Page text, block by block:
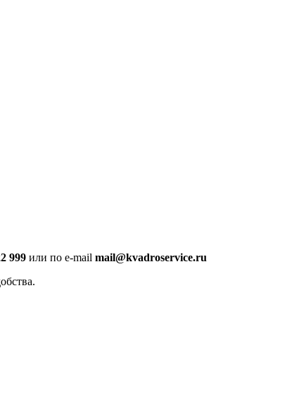
999или по e-mail mail@kvadroservice.ru